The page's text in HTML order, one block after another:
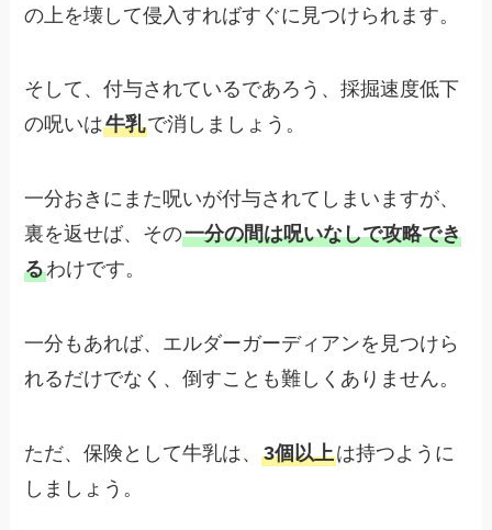
の上を壊して侵入すればすぐに見つけられます。
そして、付与されているであろう、採掘速度低下
の呪いは牛乳で消しましょう。
一分おきにまた呪いが付与されてしまいますが、
裏を返せば、その一分の間は呪いなしで攻略でき
るわけです。
一分もあれば、エルダーガーディアンを見つけら
れるだけでなく、倒すことも難しくありません。
ただ、保険として牛乳は、3個以上は持つように
しましょう。